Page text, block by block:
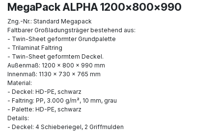
MegaPack ALPHA 1200x800x990
Zng.-Nr.: Standard Megapack
Faltbarer Großladungsträger bestehend aus:
- Twin-Sheet geformter Grundpalette
- Trilaminat Faltring
- Twin-Sheet geformtem Deckel.
Außenmaß: 1200 x 800 x 990 mm
Innenmaß: 1130 x 730 x 765 mm
Material:
- Deckel: HD-PE, schwarz
- Faltring: PP, 3.000 g/m², 10 mm, grau
- Palette: HD-PE, schwarz
Details:
- Deckel: 4 Schieberiegel, 2 Griffmulden